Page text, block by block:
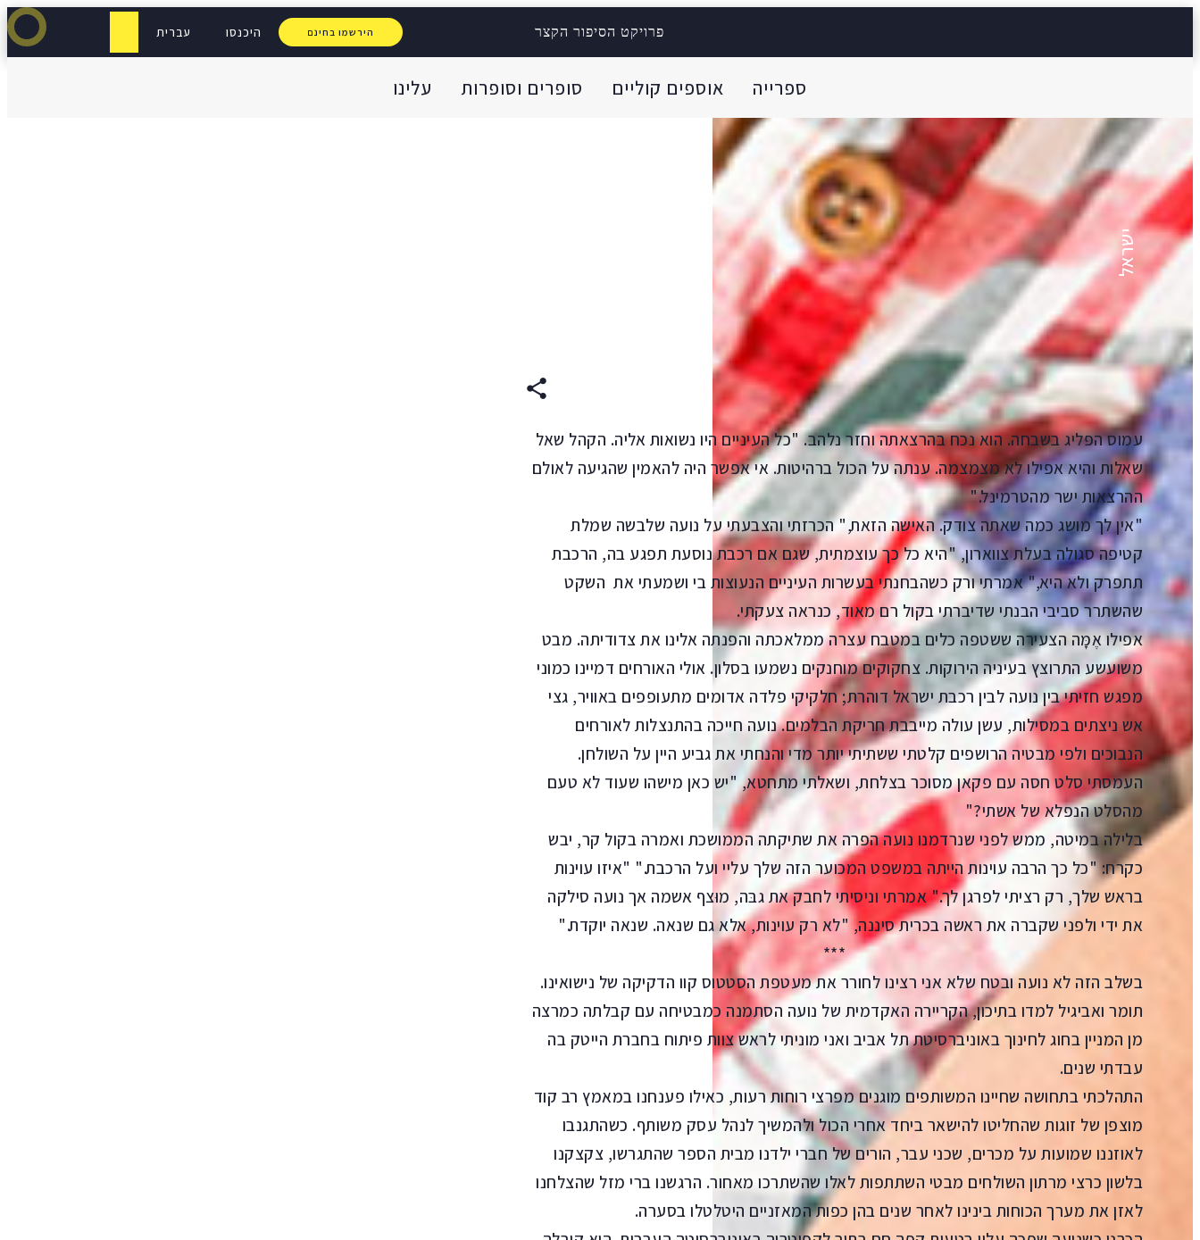
פרויקט הסיפור הקצר הירשמו בחינם היכנסו עברית
ספרייה אוספים קוליים סופרים וסופרות עלינו
ישראל
כנרת רובינשטיין
אֶמָּה
19 דק'
Aa קראו ב:עברית
עמוס הפליג בשבחה. הוא נכח בהרצאתה וחזר נלהב. "כל העיניים היו נשואות אליה. הקהל שאל
שאלות והיא אפילו לא מצמצמה. ענתה על הכול ברהיטות. אי אפשר היה להאמין שהגיעה לאולם
ההרצאות ישר מהטרמינל."
"אין לך מושג כמה שאתה צודק. האישה הזאת," הכרזתי והצבעתי על נועה שלבשה שמלת
קטיפה סגולה בעלת צווארון, "היא כל כך עוצמתית, שגם אם רכבת נוסעת תפגע בה, הרכבת
תתפרק ולא היא," אמרתי ורק כשהבחנתי בעשרות העיניים הנעוצות בי ושמעתי את השקט
שהשתרר סביבי הבנתי שדיברתי בקול רם מאוד, כנראה צעקתי.
אפילו אֶמָּה הצעירה ששטפה כלים במטבח עצרה ממלאכתה והפנתה אלינו את צדודיתה. מבט
משועשע התרוצץ בעיניה הירוקות. צחקוקים מוחנקים נשמעו בסלון. אולי האורחים דמיינו כמוני
מפגש חזיתי בין נועה לבין רכבת ישראל דוהרת; חלקיקי פלדה אדומים מתעופפים באוויר, גצי
אש ניצתים במסילות, עשן עולה מייבבת חריקת הבלמים. נועה חייכה בהתנצלות לאורחים
הנבוכים ולפי מבטיה הרושפים קלטתי ששתיתי יותר מדי והנחתי את גביע היין על השולחן.
העמסתי סלט חסה עם פקאן מסוכר בצלחת, ושאלתי מתחטא, "יש כאן מישהו שעוד לא טעם
מהסלט הנפלא של אשתי?"
בלילה במיטה, ממש לפני שנרדמנו נועה הפרה את שתיקתה הממושכת ואמרה בקול קר, יבש
כקרח: "כל כך הרבה עוינות הייתה במשפט המכוער הזה שלך עליי ועל הרכבת." "איזו עוינות
בראש שלך, רק רציתי לפרגן לך." אמרתי וניסיתי לחבק את גבּה, מוּצף אשמה אך נועה סילקה
את ידי ולפני שקברה את ראשה בכרית סיננה, "לא רק עוינות, אלא גם שנאה. שנאה יוקדת."
***
בשלב הזה לא נועה ובטח שלא אני רצינו לחורר את מעטפת הסטטוס קוו הדקיקה של נישואינו.
תומר ואביגיל למדו בתיכון, הקריירה האקדמית של נועה הסתמנה כמבטיחה עם קבלתה כמרצה
מן המניין בחוג לחינוך באוניברסיטת תל אביב ואני מוניתי לראש צוות פיתוח בחברת הייטק בה
עבדתי שנים.
התהלכתי בתחושה שחיינו המשותפים מוגנים מפרצי רוחות רעות, כאילו פענחנו במאמץ רב קוד
מוצפן של זוגות שהחליטו להישאר ביחד אחרי הכול ולהמשיך לנהל עסק משותף. כשהתגנבו
לאוזננו שמועות על מכרים, שכני עבר, הורים של חברי ילדנו מבית הספר שהתגרשו, צקצקנו
בלשון כרצי מרתון השולחים מבטי השתתפות לאלו שהשתרכו מאחור. הרגשנו ברי מזל שהצלחנו
לאזן את מערך הכוחות בינינו לאחר שנים בהן כפות המאזניים היטלטלו בסערה.